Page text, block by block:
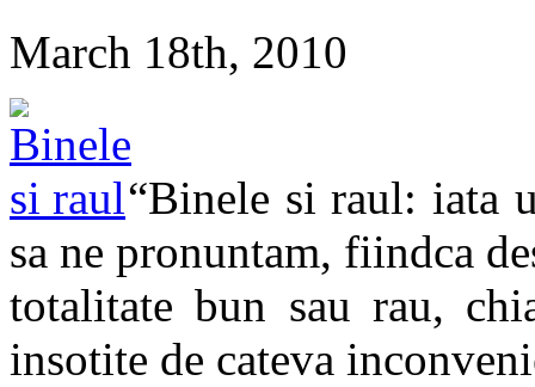
March 18th, 2010
“Binele si raul: iata
sa ne pronuntam, fiindca
totalitate bun sau rau,
insotite de cateva